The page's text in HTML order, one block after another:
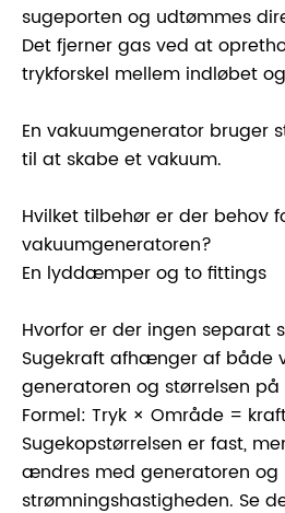
sugeporten og udtømmes
Det fjerner gas ved at
trykforskel mellem indløbet
En vakuumgenerator bruger
til at skabe et vakuum.
Hvilket tilbehør er der behov
vakuumgeneratoren?
En lyddæmper og to fittings
Hvorfor er der ingen separat
Sugekraft afhænger af både
generatoren og størrelsen på
Formel: Tryk × Område =
Sugekopstørrelsen er fast,
ændres med generatoren og
strømningshastigheden. Se